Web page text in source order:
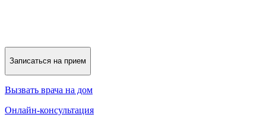
Записаться на прием
Вызвать врача на дом
Онлайн-консультация